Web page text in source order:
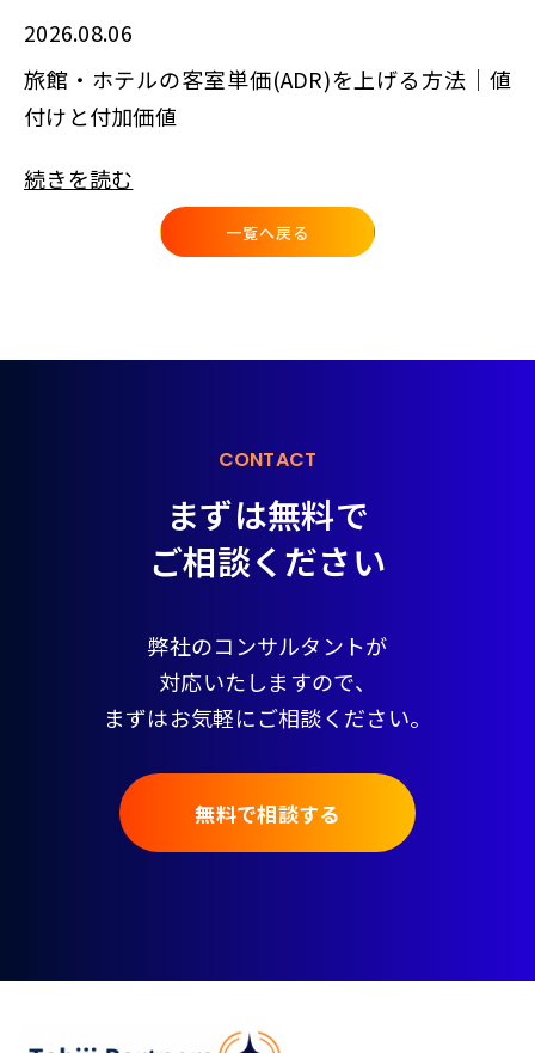
2026.08.06
旅館・ホテルの客室単価(ADR)を上げる方法｜値
付けと付加価値
続きを読む
一覧へ戻る
CONTACT
まずは無料で
ご相談ください
弊社のコンサルタントが
対応いたしますので、
まずはお気軽にご相談ください。
無料で相談する